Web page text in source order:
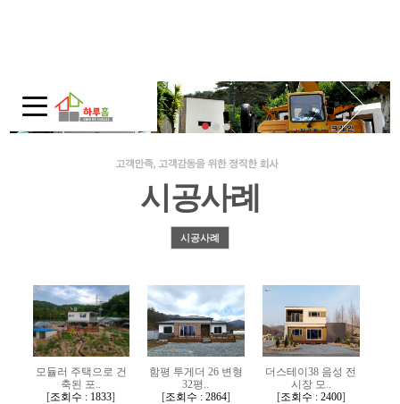
인사말
주택전시관 / 오시는길
제품보기
10평-20평대
30평대
40평-50평대
시공사례
시공사례
모듈러 주택으로 건
축된 포..
[조회수 : 1833]
함평 투게더 26 변형
32평..
[조회수 : 2864]
더스테이38 음성 전
시장 모..
[조회수 : 2400]